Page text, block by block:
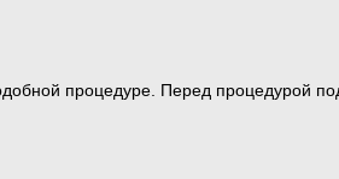
процедуре. Перед процедурой